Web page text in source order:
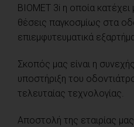
BIOMET 3i η οποία κατέχει
θέσεις παγκοσμίως στα
επιεμφυτευματικά
Σκοπός μας είναι η
υποστήριξη του
τελευταίας τεχνολογίας.
Αποστολή της εταιρίας